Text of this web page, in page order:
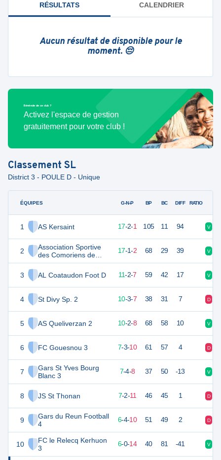
RÉSULTATS CALENDRIER
Aucun résultat de disponible pour le
moment. 😔
Bénévole de ce club ?
Activez l'espace de gestion
gratuitement pour votre club !
Classement SL
District 3 - POULE D - Unique
ÉQUIPES
1 AS Kersaint
2
Association Sportive
des Comoriens de
Brest
3
AL Coataudon Foot D
4 St Divy Sp. 2
5 AS Queliverzan 2
6 FC Gouesnou 3
7
Gars St Yves Bourg
Blanc 3
8 JS St Thonan
9
Gars du Reun Football
4
10
FC le Relecq Kerhuon
3
G-N-P BP BC DIFF RATIO
17-2-1 105 11 94 V
52 17-1-2 68 29 39 V
35 20 11-2-7 59 42 17 V
10-3-7 38 31 7 D
32 10-2-8 68 58 10 V
24 7-3-10 61 57 4 D
24 7-4-8 37 50 -13 V
7-2-11 46 45 1 D
22 20 6-4-10 51 49 2 D
18 20 6-0-14 40 81 -41 V